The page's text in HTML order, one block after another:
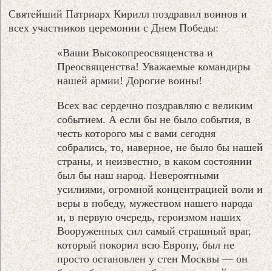
Святейший Патриарх Кирилл поздравил воинов и
всех участников церемонии с Днем Победы:
«Ваши Высокопреосвященства и
Преосвященства! Уважаемые командиры
нашей армии! Дорогие воины!
Всех вас сердечно поздравляю с великим
событием. А если бы не было события, в
честь которого мы с вами сегодня
собрались, то, наверное, не было бы нашей
страны, и неизвестно, в каком состоянии
был бы наш народ. Невероятными
усилиями, огромной концентрацией воли и
веры в победу, мужеством нашего народа
и, в первую очередь, героизмом наших
Вооруженных сил самый страшный враг,
который покорил всю Европу, был не
просто остановлен у стен Москвы — он